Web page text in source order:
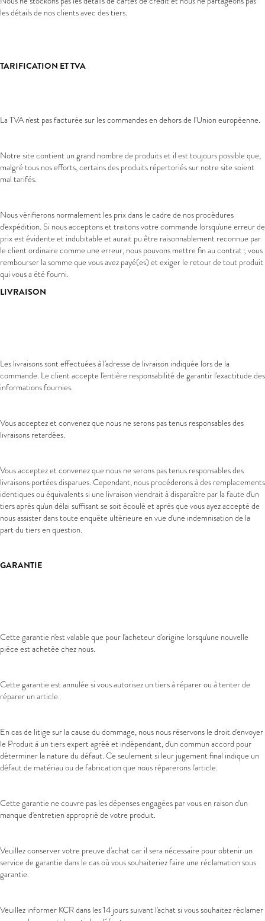
les détails de nos clients avec des tiers.
TARIFICATION ET TVA
La TVA n'est pas facturée sur les commandes en dehors de l'Union européenne.
Notre site contient un grand nombre de produits et il est toujours possible que,
malgré tous nos efforts, certains des produits répertoriés sur notre site soient
mal tarifés.
Nous vérifierons normalement les prix dans le cadre de nos procédures
d'expédition. Si nous acceptons et traitons votre commande lorsqu'une erreur de
prix est évidente et indubitable et aurait pu être raisonnablement reconnue par
le client ordinaire comme une erreur, nous pouvons mettre fin au contrat ; vous
rembourser la somme que vous avez payé(es) et exiger le retour de tout produit
qui vous a été fourni.
LIVRAISON
Les livraisons sont effectuées à l'adresse de livraison indiquée lors de la
commande. Le client accepte l'entière responsabilité de garantir l'exactitude des
informations fournies.
Vous acceptez et convenez que nous ne serons pas tenus responsables des
livraisons retardées.
Vous acceptez et convenez que nous ne serons pas tenus responsables des
livraisons portées disparues. Cependant, nous procéderons à des remplacements
identiques ou équivalents si une livraison viendrait à disparaître par la faute d'un
tiers après qu'un délai suffisant se soit écoulé et après que vous ayez accepté de
nous assister dans toute enquête ultérieure en vue d'une indemnisation de la
part du tiers en question.
GARANTIE
Cette garantie n'est valable que pour l'acheteur d'origine lorsqu'une nouvelle
pièce est achetée chez nous.
Cette garantie est annulée si vous autorisez un tiers à réparer ou à tenter de
réparer un article.
En cas de litige sur la cause du dommage, nous nous réservons le droit d'envoyer
le Produit à un tiers expert agréé et indépendant, d'un commun accord pour
déterminer la nature du défaut. Ce seulement si leur jugement final indique un
défaut de matériau ou de fabrication que nous réparerons l'article.
Cette garantie ne couvre pas les dépenses engagées par vous en raison d'un
manque d'entretien approprié de votre produit.
Veuillez conserver votre preuve d'achat car il sera nécessaire pour obtenir un
service de garantie dans le cas où vous souhaiteriez faire une réclamation sous
garantie.
Veuillez informer KCR dans les 14 jours suivant l'achat si vous souhaitez réclamer